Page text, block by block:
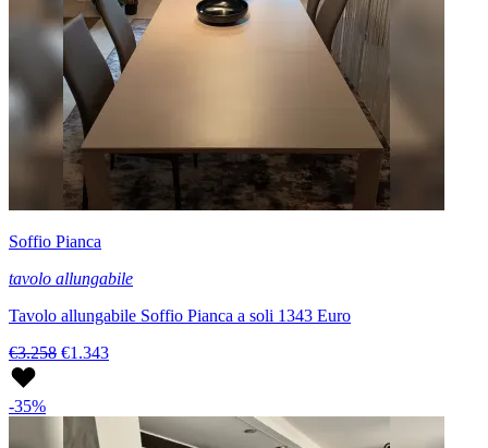
Soffio Pianca
tavolo allungabile
Tavolo allungabile Soffio Pianca a soli 1343 Euro
€3.258 €1.343
-35%